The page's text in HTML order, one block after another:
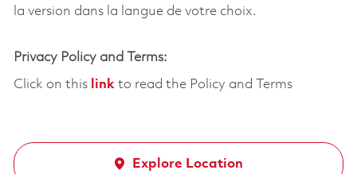
la version dans la langue de votre choix.
Privacy Policy and Terms:
Click on this linkto read the Policy and Terms
Explore Location